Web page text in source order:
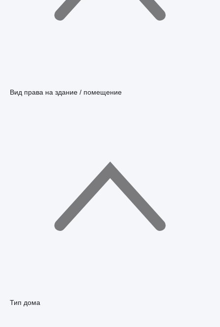
Вид права на здание / помещение
Тип дома